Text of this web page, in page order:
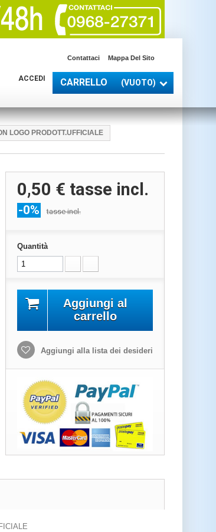
Contattaci Mappa Del Sito
CARRELLO (VUOTO)
ACCEDI
LOGO PRODOTT.UFFICIALE
0,50 € tasse incl.
-0% tasse incl.
Quantità
Aggiungi al
carrello
Aggiungi alla lista dei desideri